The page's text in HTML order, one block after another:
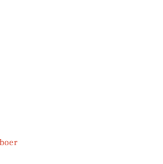
har alt, hvad man har brug for